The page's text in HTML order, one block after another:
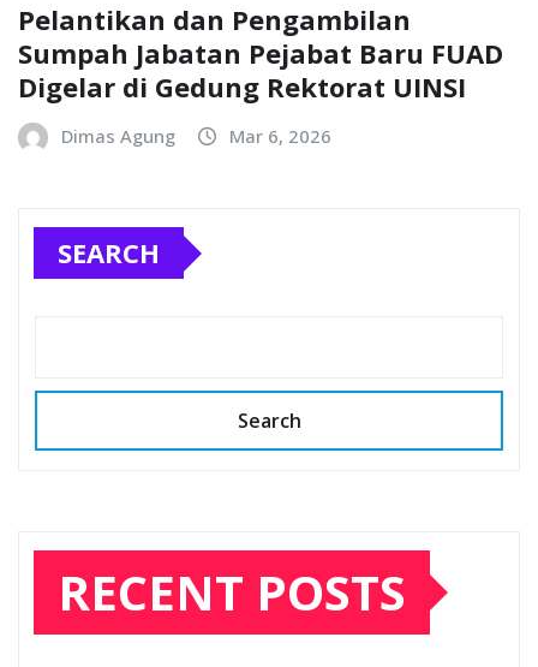
Pelantikan dan Pengambilan
Sumpah Jabatan Pejabat Baru FUAD
Digelar di Gedung Rektorat UINSI
Dimas Agung Mar 6, 2026
SEARCH
Search
RECENT POSTS